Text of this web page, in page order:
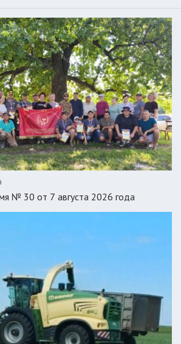
№ 30 от 7 августа 2026 года